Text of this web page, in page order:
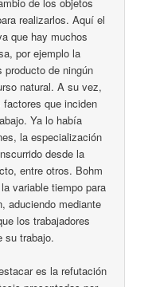
realizarlos. Aquí el
que hay muchos
por ejemplo la
producto de ningún
natural. A su vez,
que inciden
Ya lo había
la especialización
desde la
entre otros. Bohm
variable tiempo para
aduciendo mediante
los trabajadores
su trabajo.
es la refutación